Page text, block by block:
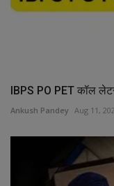
IBPS PO PET कॉल
Ankush Pandey Aug 11,